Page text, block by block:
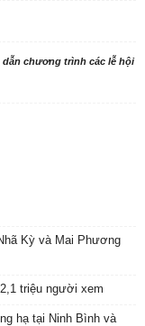
dẫn chương trình các lễ hội
Kỳ và Mai Phương
triệu người xem
hạ tại Ninh Bình và